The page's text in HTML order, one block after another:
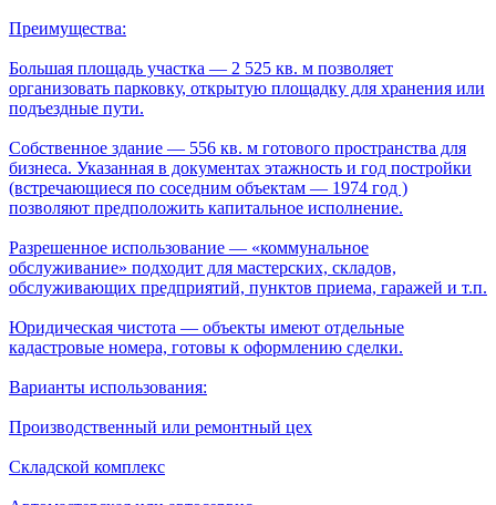
Преимущества:
Большая площадь участка — 2 525 кв. м позволяет
организовать парковку, открытую площадку для хранения или
подъездные пути.
Собственное здание — 556 кв. м готового пространства для
бизнеса. Указанная в документах этажность и год постройки
(встречающиеся по соседним объектам — 1974 год )
позволяют предположить капитальное исполнение.
Разрешенное использование — «коммунальное
обслуживание» подходит для мастерских, складов,
обслуживающих предприятий, пунктов приема, гаражей и т.п.
Юридическая чистота — объекты имеют отдельные
кадастровые номера, готовы к оформлению сделки.
Варианты использования:
Производственный или ремонтный цех
Складской комплекс